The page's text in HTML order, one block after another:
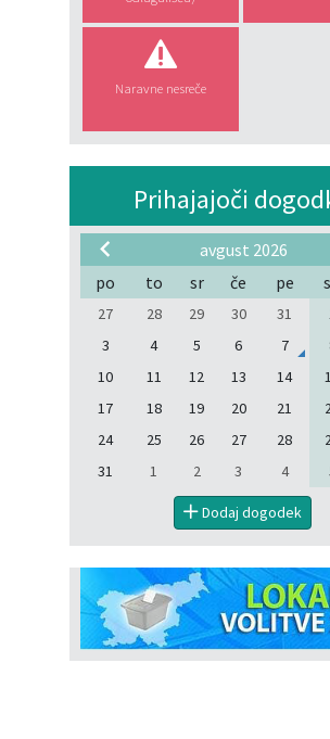
Naravne nesreče
Prihajajoči
avgust 2026
po
to sr če pe
27 28 29 30 31
3
4 5 6 7
10
11 12 13 14
17
18 19 20 21
24
25 26 27 28
31
1 2 3 4
Dodaj dogodek